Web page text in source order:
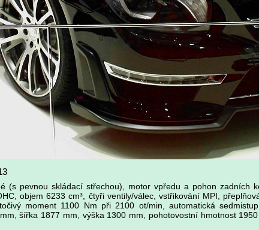
(s pevnou skládací střechou), motor vpředu a pohon zadních
objem 6233 cm³, čtyři ventily/válec, vstřikování MPI,
moment 1100 Nm při 2100 ot/min, automatická
šířka 1877 mm, výška 1300 mm, pohotovostní hmotnost